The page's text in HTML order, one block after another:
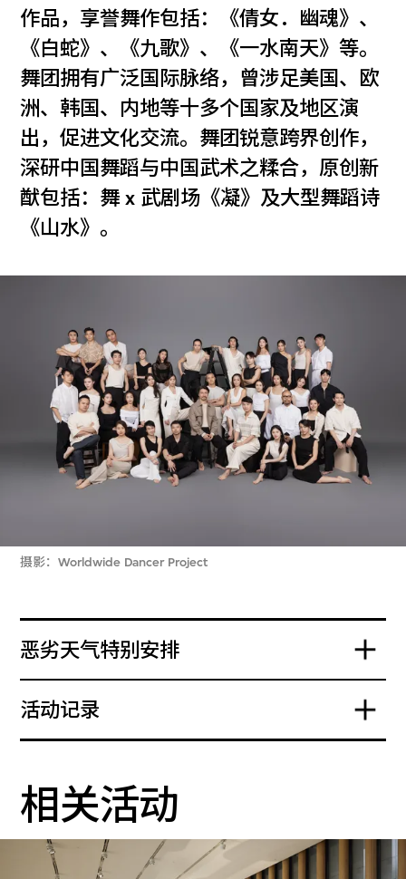
作品，享誉舞作包括：《倩女．幽魂》、
《白蛇》、《九歌》、《一水南天》等。
舞团拥有广泛国际脉络，曾涉足美国、欧
洲、韩国、内地等十多个国家及地区演
出，促进文化交流。舞团锐意跨界创作，
深研中国舞蹈与中国武术之糅合，原创新
猷包括：舞 x 武剧场《凝》及大型舞蹈诗
《山水》。
摄影：Worldwide Dancer Project
恶劣天气特别安排
活动记录
相关活动